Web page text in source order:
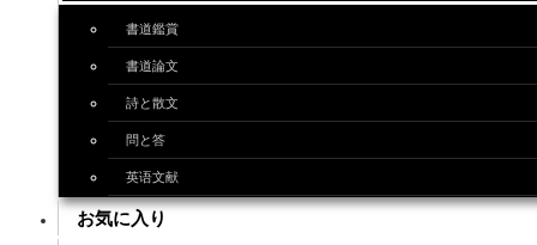
書道鑑賞
書道論文
詩と散文
問と答
英语文献
お気に入り